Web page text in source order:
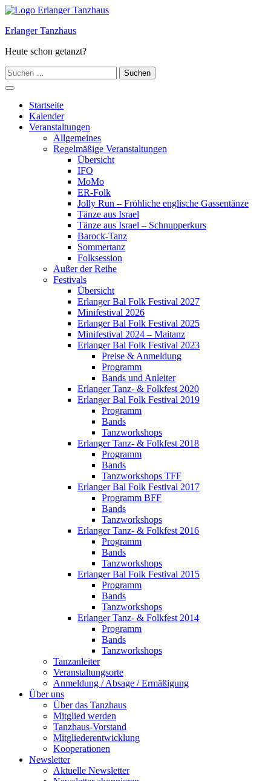
Zum
springen
Erlanger Tanzhaus
Heute schon getanzt?
Suchen
nach:
Hauptmenü
Startseite
Kalender
Veranstaltungen
Allgemeines
Regelmäßige Veranstaltungen
Übersicht
IFO
MoMo
ER-Folk
Jolly Run – Fröhliche englische Gassentänze
Tänze aus Israel
Tänze aus Israel – Schnupperkurs
Barock-Tanz
Sommertanz
Folksession
Außer der Reihe
Festivals
Übersicht
Erlanger Bal Folk Festival 2027
Minifestival 2026
Erlanger Bal Folk Festival 2025
Minifestival 2024 – Maitanz
Erlanger Bal Folk Festival 2023
Preise & Anmeldung
Programm
Bands und Anleiter
Erlanger Tanz- & Folkfest 2020
Erlanger Bal Folk Festival 2019
Programm
Bands
Tanzworkshops
Erlanger Tanz- & Folkfest 2018
Programm
Bands
Tanzworkshops TFF
Erlanger Bal Folk Festival 2017
Programm BFF
Bands
Tanzworkshops
Erlanger Tanz- & Folkfest 2016
Programm
Bands
Tanzworkshops
Erlanger Bal Folk Festival 2015
Programm
Bands
Tanzworkshops
Erlanger Tanz- & Folkfest 2014
Programm
Bands
Tanzworkshops
Tanzanleiter
Veranstaltungsorte
Anmeldung / Absage / Ermäßigung
Über uns
Über das Tanzhaus
Mitglied werden
Tanzhaus-Vorstand
Mitgliederentwicklung
Kooperationen
Newsletter
Aktuelle Newsletter